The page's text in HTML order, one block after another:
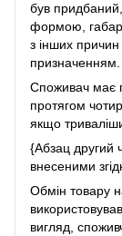
був
формою,
з інших
призначенням.
Споживач має
протягом
якщо
{Абзац другий
внесеними
Обмін товару
вигляд,